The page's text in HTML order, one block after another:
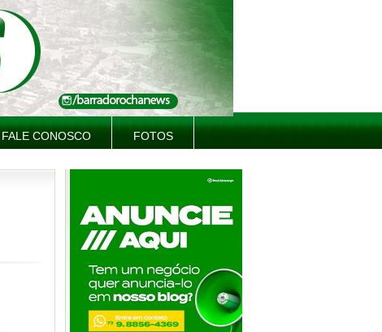
FALE CONOSCO FOTOS